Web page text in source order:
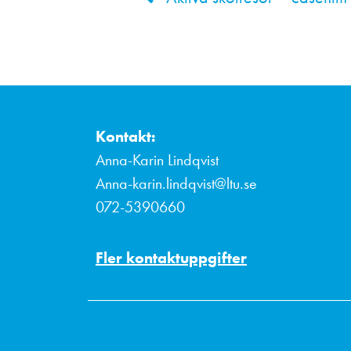
Kontakt:
Anna-Karin Lindqvist
Anna-karin.lindqvist@ltu.se
072-5390660
Fler kontaktuppgifter